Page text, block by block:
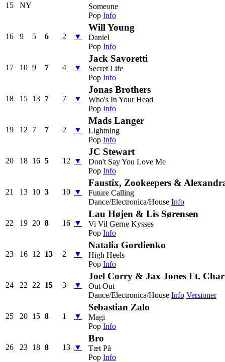
15 NY
Someone
Pop Info
16 9 5 6 2 ▼
Will Young
Daniel
Pop Info
17 10 9 7 4 ▼
Jack Savoretti
Secret Life
Pop Info
18 15 13 7 7 ▼
Jonas Brothers
Who's In Your Head
Pop Info
19 12 7 7 2 ▼
Mads Langer
Lightning
Pop Info
20 18 16 5 12 ▼
JC Stewart
Don't Say You Love Me
Pop Info
21 13 10 3 10 ▼
Faustix, Zookeepers &
Future Calling
Dance/Electronica/House Info
22 19 20 8 16 ▼
Lau Højen & Lis Sørensen
Vi Vil Gerne Kysses
Pop Info
23 16 12 13 2 ▼
Natalia Gordienko
High Heels
Pop Info
24 22 22 15 3 ▼
Joel Corry & Jax Jones Ft.
Out Out
Dance/Electronica/House Info Versioner
25 20 15 8 1 ▼
Sebastian Zalo
Magi
Pop Info
26 23 18 8 13 ▼
Bro
Tæt På
Pop Info